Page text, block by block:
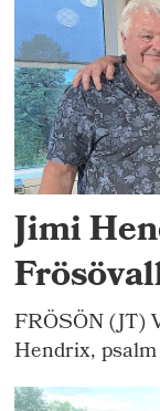
Jimi
FRÖSÖN (JT)
Hendrix,